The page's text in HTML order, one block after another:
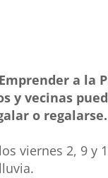
Emprender a la
y vecinas
o regalarse.
viernes 2, 9 y